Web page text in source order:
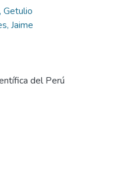
Getulio
Jaime
del Perú